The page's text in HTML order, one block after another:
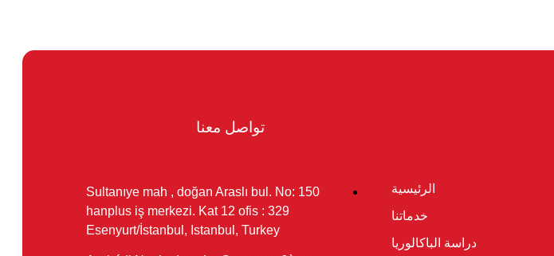
الرئيسية
خدماتنا
دراسة الباكالوريا
تواصل معنا
Sultanıye mah , doğan Araslı bul. No: 150
hanplus iş merkezi. Kat 12 ofis : 329
Esenyurt/İstanbul, Istanbul, Turkey